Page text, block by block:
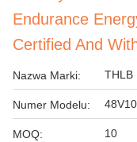
Endurance
Certified And
Nazwa Marki: THLB
Numer Modelu:
MOQ: 10